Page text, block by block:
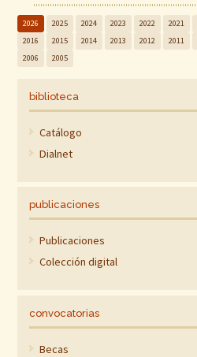
2026 2025 2024 2023 2022 2021
2016
2015 2014 2013 2012 2011
2006
2005
biblioteca
Catálogo
Dialnet
publicaciones
Publicaciones
Colección digital
convocatorias
Becas